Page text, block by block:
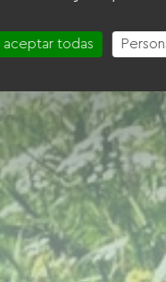
aceptar todas